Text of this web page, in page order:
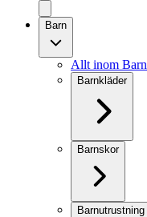
Barn
Allt inom Barn
Barnkläder
Barnskor
Barnutrustning